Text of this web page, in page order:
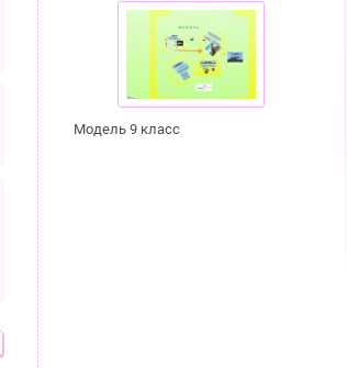
Модель 9 класс